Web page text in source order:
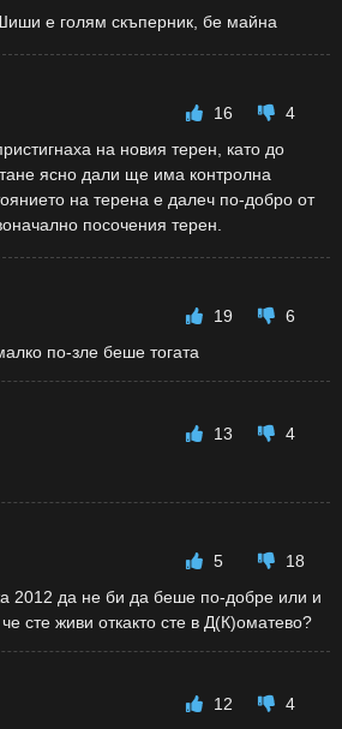
е голям скъперник, бе майна
16
4
на новия терен, като до
ясно дали ще има контролна
на терена е далеч по-добро от
посочения терен.
19
6
по-зле беше тогата
13
4
5
18
2012 да не би да беше по-добре или и
сте живи откакто сте в Д(К)оматево?
12
4